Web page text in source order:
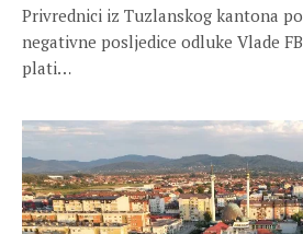
Privrednici iz Tuzlanskog kantona
negativne posljedice odluke Vlade
plati…